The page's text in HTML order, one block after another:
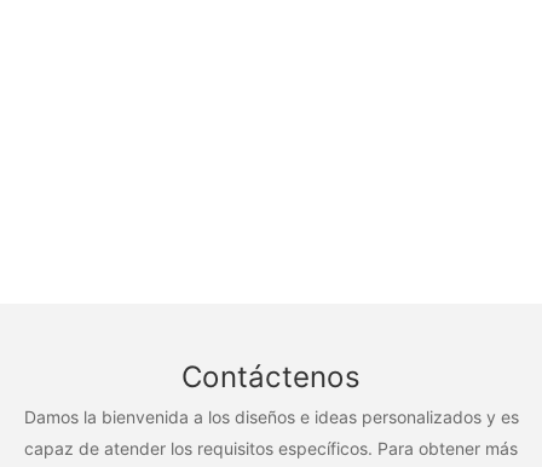
Contáctenos
Damos la bienvenida a los diseños e ideas personalizados y es
capaz de atender los requisitos específicos. Para obtener más